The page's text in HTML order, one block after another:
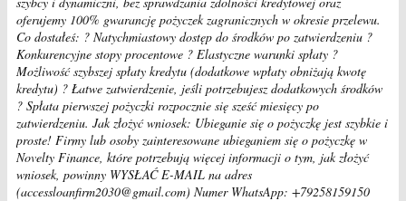
oferujemy 100% gwarancję pożyczek zagranicznych w okresie przelewu.
Co dostałeś: ? Natychmiastowy dostęp do środków po zatwierdzeniu ?
Konkurencyjne stopy procentowe ? Elastyczne warunki spłaty ?
Możliwość szybszej spłaty kredytu (dodatkowe wpłaty obniżają kwotę
kredytu) ? Łatwe zatwierdzenie, jeśli potrzebujesz dodatkowych środków
? Spłata pierwszej pożyczki rozpocznie się sześć miesięcy po
zatwierdzeniu. Jak złożyć wniosek: Ubieganie się o pożyczkę jest szybkie i
proste! Firmy lub osoby zainteresowane ubieganiem się o pożyczkę w
Novelty Finance, które potrzebują więcej informacji o tym, jak złożyć
wniosek, powinny WYSŁAĆ E-MAIL na adres
(accessloanfirm2030@gmail.com) Numer WhatsApp: +79258159150